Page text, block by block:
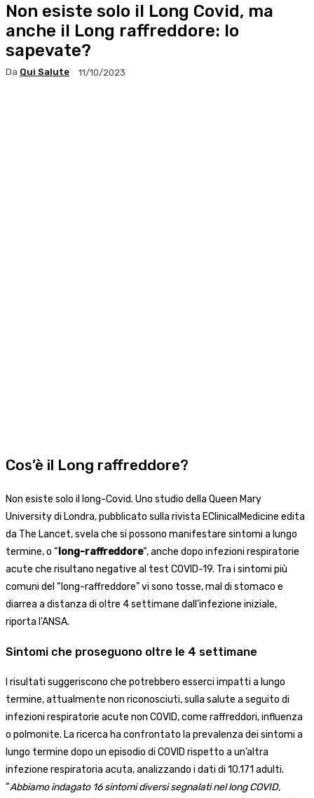
Non esiste solo il Long Covid, ma
anche il Long raffreddore: lo
sapevate?
Da Qui Salute 11/10/2023
Cos’è il Long raffreddore?
Non esiste solo il long-Covid. Uno studio della Queen Mary
University di Londra, pubblicato sulla rivista EClinicalMedicine edita
da The Lancet, svela che si possono manifestare sintomi a lungo
termine, o “long-raffreddore“, anche dopo infezioni respiratorie
acute che risultano negative al test COVID-19. Tra i sintomi più
comuni del “long-raffreddore” vi sono tosse, mal di stomaco e
diarrea a distanza di oltre 4 settimane dall’infezione iniziale,
riporta l’ANSA.
Sintomi che proseguono oltre le 4 settimane
I risultati suggeriscono che potrebbero esserci impatti a lungo
termine, attualmente non riconosciuti, sulla salute a seguito di
infezioni respiratorie acute non COVID, come raffreddori, influenza
o polmonite. La ricerca ha confrontato la prevalenza dei sintomi a
lungo termine dopo un episodio di COVID rispetto a un’altra
infezione respiratoria acuta, analizzando i dati di 10.171 adulti.
“Abbiamo indagato 16 sintomi diversi segnalati nel long COVID,